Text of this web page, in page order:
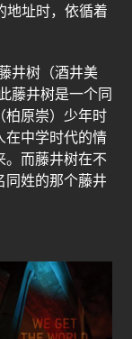
地址时，依循着
井树（酒井美
藤井树是一个同
柏原崇）少年时
在中学时代的情
。而藤井树在不
同姓的那个藤井